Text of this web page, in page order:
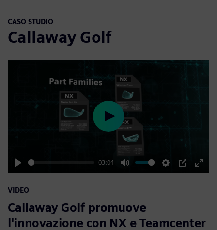
CASO STUDIO
Callaway Golf
Play
03:04
Mute Settings
PIP
Enter
Play
VIDEO
Callaway Golf promuove
l'innovazione con NX e Teamcenter